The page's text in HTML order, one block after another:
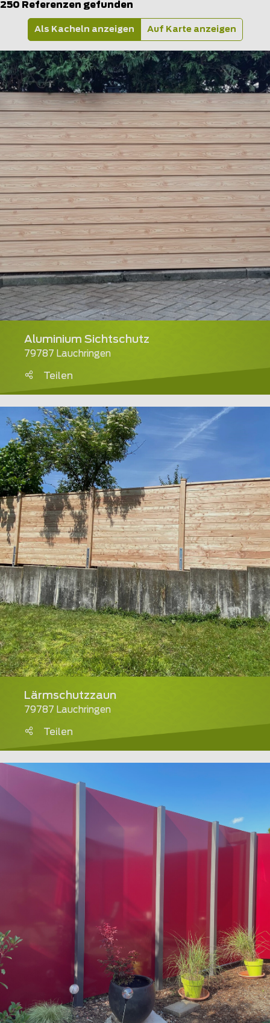
250 Referenzen gefunden
Als Kacheln anzeigen Auf Karte anzeigen
Aluminium Sichtschutz
79787 Lauchringen
Teilen
Lärmschutzzaun
79787 Lauchringen
Teilen